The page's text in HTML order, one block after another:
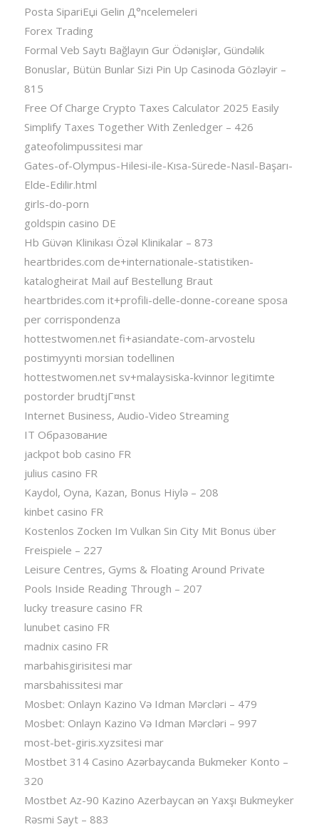
Posta SipariЕџi Gelin Д°ncelemeleri
Forex Trading
Formal Veb Saytı Bağlayın️ Gur Ödənişlər, Gündəlik
Bonuslar, Bütün Bunlar Sizi Pin Up Casinoda Gözləyir –
815
Free Of Charge Crypto Taxes Calculator 2025 Easily
Simplify Taxes Together With Zenledger – 426
gateofolimpussitesi mar
Gates-of-Olympus-Hilesi-ile-Kısa-Sürede-Nasıl-Başarı-
Elde-Edilir.html
girls-do-porn
goldspin casino DE
Hb Güvən Klinikası Özəl Klinikalar – 873
heartbrides.com de+internationale-statistiken-
katalogheirat Mail auf Bestellung Braut
heartbrides.com it+profili-delle-donne-coreane sposa
per corrispondenza
hottestwomen.net fi+asiandate-com-arvostelu
postimyynti morsian todellinen
hottestwomen.net sv+malaysiska-kvinnor legitimte
postorder brudtjГ¤nst
Internet Business, Audio-Video Streaming
IT Образование
jackpot bob casino FR
julius casino FR
Kaydol, Oyna, Kazan, Bonus Hiylə – 208
kinbet casino FR
Kostenlos Zocken Im Vulkan Sin City Mit Bonus über
Freispiele – 227
Leisure Centres, Gyms & Floating Around Private
Pools Inside Reading Through – 207
lucky treasure casino FR
lunubet casino FR
madnix casino FR
marbahisgirisitesi mar
marsbahissitesi mar
Mosbet: Onlayn Kazino Və Idman Mərcləri – 479
Mosbet: Onlayn Kazino Və Idman Mərcləri – 997
most-bet-giris.xyzsitesi mar
Mostbet 314 Casino Azərbaycanda Bukmeker Konto –
320
Mostbet Az-90 Kazino Azerbaycan ən Yaxşı Bukmeyker
Rəsmi Sayt – 883